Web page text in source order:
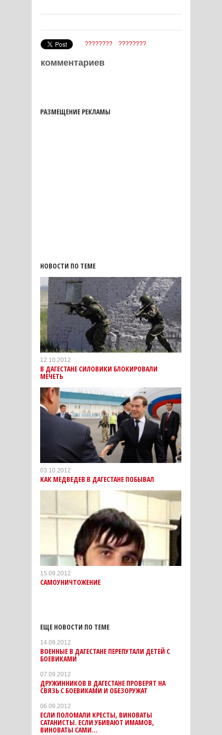
???????? ????????
комментариев
РАЗМЕЩЕНИЕ РЕКЛАМЫ
НОВОСТИ ПО ТЕМЕ
12.10.2012
В ДАГЕСТАНЕ СИЛОВИКИ БЛОКИРОВАЛИ
МЕЧЕТЬ
03.10.2012
КАК МЕДВЕДЕВ В ДАГЕСТАНЕ ПОБЫВАЛ
15.09.2012
САМОУНИЧТОЖЕНИЕ
ЕЩЕ НОВОСТИ ПО ТЕМЕ
14.09.2012
ВОЕННЫЕ В ДАГЕСТАНЕ ПЕРЕПУТАЛИ ДЕТЕЙ С
БОЕВИКАМИ
07.09.2012
ДРУЖИННИКОВ В ДАГЕСТАНЕ ПРОВЕРЯТ НА
СВЯЗЬ С БОЕВИКАМИ И ОБЕЗОРУЖАТ
06.09.2012
ЕСЛИ ПОЛОМАЛИ КРЕСТЫ, ВИНОВАТЫ
САТАНИСТЫ. ЕСЛИ УБИВАЮТ ИМАМОВ,
ВИНОВАТЫ САМИ...